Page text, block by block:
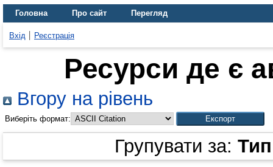
Головна Про сайт Перегляд
Вхід Реєстрація
Ресурси де є
Вгору на рівень
Виберіть формат:
Групувати за: